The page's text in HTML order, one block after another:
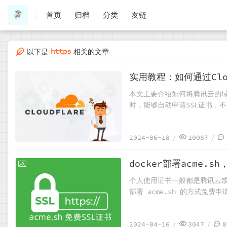
首页 归档 分类 友链
以下是 https 相关的文章
2024-06-18
实用教程：如何通过
本文主要介绍如何将腾讯云
时，能够自动申请SSL证书，
2024-06-18 10087
2024-04-16
docker部署acme.sh，
个人使用证书一般都是腾讯云
部署 acme.sh 的方式免费申
2024-04-16 3047 0